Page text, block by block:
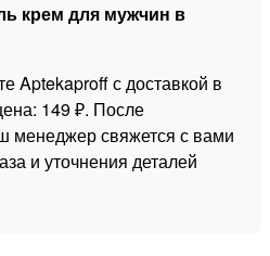
крем для мужчин в
Aptekaproff с доставкой в
149 ₽. После
менеджер свяжется с вами
и уточнения деталей